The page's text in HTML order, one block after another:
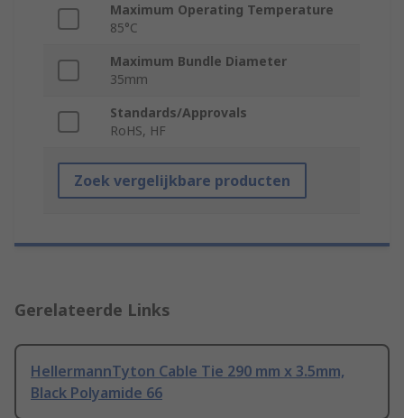
Maximum Operating Temperature
85°C
Maximum Bundle Diameter
35mm
Standards/Approvals
RoHS, HF
Zoek vergelijkbare producten
Gerelateerde Links
HellermannTyton Cable Tie 290 mm x 3.5mm,
Black Polyamide 66